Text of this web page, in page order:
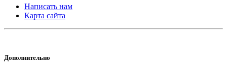
Написать нам
Карта сайта
Дополнительно